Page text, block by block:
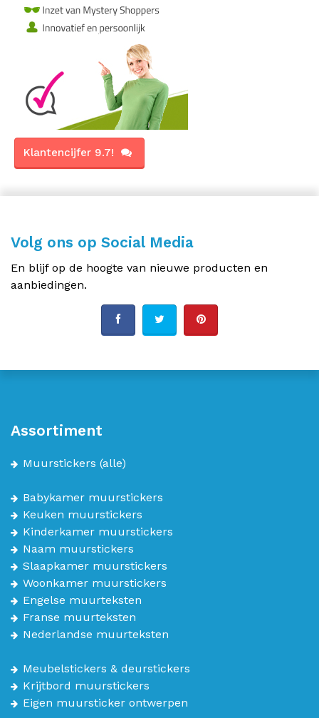
Klantencijfer 9.7!
Volg ons op Social Media
En blijf op de hoogte van nieuwe producten en
aanbiedingen.
Assortiment
Muurstickers (alle)
Babykamer muurstickers
Keuken muurstickers
Kinderkamer muurstickers
Naam muurstickers
Slaapkamer muurstickers
Woonkamer muurstickers
Engelse muurteksten
Franse muurteksten
Nederlandse muurteksten
Meubelstickers & deurstickers
Krijtbord muurstickers
Eigen muursticker ontwerpen